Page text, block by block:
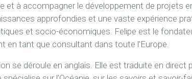
et à accompagner le développement de projets
approfondies et une vaste expérience
et socio-économiques. Felipe est le
en tant que consultant dans toute l’Europe.
se déroule en anglais. Elle est traduite en direct